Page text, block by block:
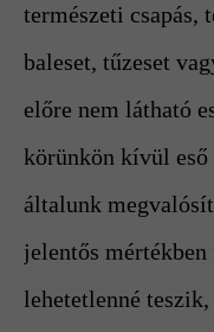
természeti csapás,
baleset, tűzeset
előre nem látható
körünkön kívül eső
általunk
jelentős
lehetetlenné